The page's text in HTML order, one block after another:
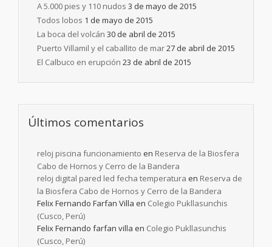
A 5.000 pies y 110 nudos 3 de mayo de 2015
Todos lobos 1 de mayo de 2015
La boca del volcán 30 de abril de 2015
Puerto Villamil y el caballito de mar27 de abril de 2015
El Calbuco en erupción 23 de abril de 2015
Últimos comentarios
reloj piscina funcionamiento en Reserva de la Biosfera
Cabo de Hornos y Cerro de la Bandera
reloj digital pared led fecha temperatura en Reserva de
la Biosfera Cabo de Hornos y Cerro de la Bandera
Felix Fernando Farfan Villa en Colegio Pukllasunchis
(Cusco, Perú)
Felix Fernando farfan villa en Colegio Pukllasunchis
(Cusco, Perú)